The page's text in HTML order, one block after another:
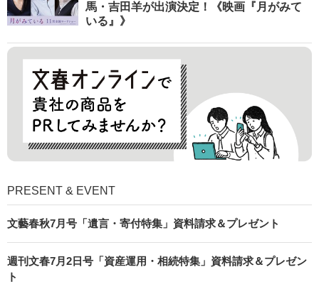
馬・吉田羊が出演決定！《映画『月がみて
いる』》
PRESENT & EVENT
文藝春秋7月号「遺言・寄付特集」資料請求＆プレゼント
週刊文春7月2日号「資産運用・相続特集」資料請求＆プレゼン
ト